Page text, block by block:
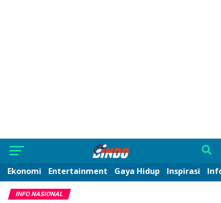
Ekonomi Entertainment Gaya Hidup Inspirasi
INFO NASIONAL